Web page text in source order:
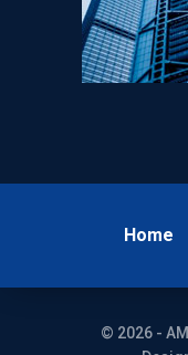
Home
© 2026 -